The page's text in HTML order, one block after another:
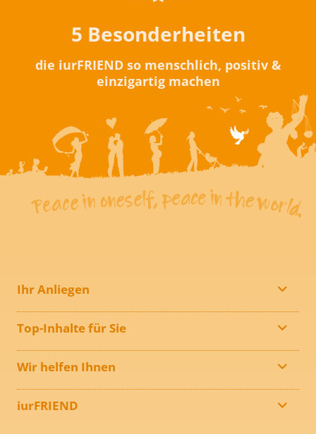
5 Besonderheiten
die iurFRIEND so menschlich, positiv &
einzigartig machen
Ihr Anliegen
Top-Inhalte für Sie
Wir helfen Ihnen
iurFRIEND